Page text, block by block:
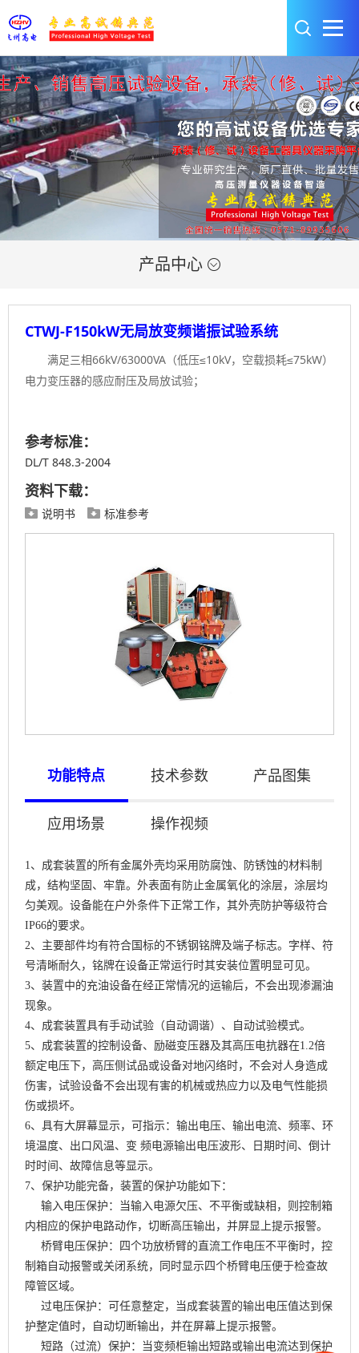
产品中心 
CTWJ-F150kW无局放变频谐振试验系统
满足三相66kV/63000VA（低压≤10kV，空载损耗≤75kW）
电力变压器的感应耐压及局放试验；
参考标准：
DL/T 848.3-2004
资料下载：
 说明书  标准参考
功能特点 技术参数 产品图集
应用场景 操作视频
1、成套装置的所有金属外壳均采用防腐蚀、防锈蚀的材料制
成，结构坚固、牢靠。外表面有防止金属氧化的涂层，涂层均
匀美观。设备能在户外条件下正常工作，其外壳防护等级符合
IP66的要求。
2、主要部件均有符合国标的不锈钢铭牌及端子标志。字样、符
号清晰耐久，铭牌在设备正常运行时其安装位置明显可见。
3、装置中的充油设备在经正常情况的运输后，不会出现渗漏油
现象。
4、成套装置具有手动试验（自动调谐）、自动试验模式。
5、成套装置的控制设备、励磁变压器及其高压电抗器在1.2倍
额定电压下，高压侧试品或设备对地闪络时，不会对人身造成
伤害，试验设备不会出现有害的机械或热应力以及电气性能损
伤或损坏。
6、具有大屏幕显示，可指示：输出电压、输出电流、频率、环
境温度、出口风温、变 频电源输出电压波形、日期时间、倒计
时时间、故障信息等显示。
7、保护功能完备，装置的保护功能如下：
输入电压保护：当输入电源欠压、不平衡或缺相，则控制箱
内相应的保护电路动作，切断高压输出，并屏显上提示报警。
桥臂电压保护：四个功放桥臂的直流工作电压不平衡时，控
制箱自动报警或关闭系统，同时显示四个桥臂电压便于检查故
障管区域。
过电压保护：可任意整定，当成套装置的输出电压值达到保
护整定值时，自动切断输出，并在屏幕上提示报警。
短路（过流）保护：当变频柜输出短路或输出电流达到保护